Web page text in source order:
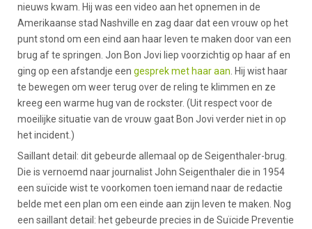
nieuws kwam. Hij was een video aan het opnemen in de
Amerikaanse stad Nashville en zag daar dat een vrouw op het
punt stond om een eind aan haar leven te maken door van een
brug af te springen. Jon Bon Jovi liep voorzichtig op haar af en
ging op een afstandje een gesprek met haar aan . Hij wist haar
te bewegen om weer terug over de reling te klimmen en ze
kreeg een warme hug van de rockster. (Uit respect voor de
moeilijke situatie van de vrouw gaat Bon Jovi verder niet in op
het incident.)
Saillant detail: dit gebeurde allemaal op de Seigenthaler-brug.
Die is vernoemd naar journalist John Seigenthaler die in 1954
een suïcide wist te voorkomen toen iemand naar de redactie
belde met een plan om een einde aan zijn leven te maken. Nog
een saillant detail: het gebeurde precies in de Suïcide Preventie